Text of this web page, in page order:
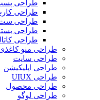
طراحی پست
طراحی
طراحی ست
طراحی
طراحی
طراحی منو
طراحی سایت
طراحی اپلیکیشن
طراحی UIUX
طراحی محصول
طراحی لوگو